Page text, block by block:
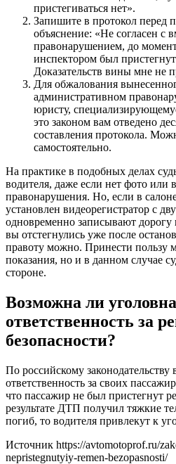
пристегиваться нет».
Запишите в протокол перед
объяснение: «Не согласен с
правонарушением, до
инспектором был
Доказательств вины мне не
Для обжалования
административном
юристу,
это законом вам отведено
составления протокола.
самостоятельно.
На практике в подобных делах
водителя, даже если нет фото или
правонарушения. Но, если в
установлен видеорегистратор с
одновременно записывают дорогу
вы отстегнулись уже после
правоту можно. Принести пользу
показания, но и в данном случае
стороне.
Возможна ли
ответственность за
безопасности?
По российскому
ответственность за своих
что пассажир не был пристегнут
результате ДТП получил тяжкие
погиб, то водителя привлекут к
Источник https://avtomotoprof.ru/
nepristegnutyiy-remen-bezopasnosti/